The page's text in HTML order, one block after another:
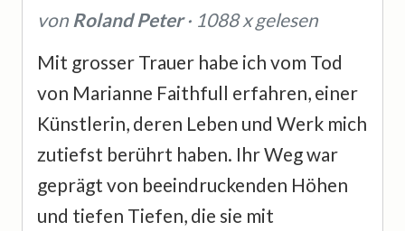
von Roland Peter· 1088 x gelesen
Mit grosser Trauer habe ich vom Tod
von Marianne Faithfull erfahren, einer
Künstlerin, deren Leben und Werk mich
zutiefst berührt haben. Ihr Weg war
geprägt von beeindruckenden Höhen
und tiefen Tiefen, die sie mit